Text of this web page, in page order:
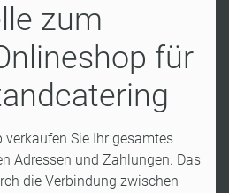
zum
für
verkaufen Sie Ihr gesamtes
Adressen und Zahlungen. Das
die Verbindung zwischen